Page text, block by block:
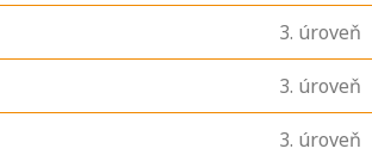
3. úroveň
3. úroveň
3. úroveň